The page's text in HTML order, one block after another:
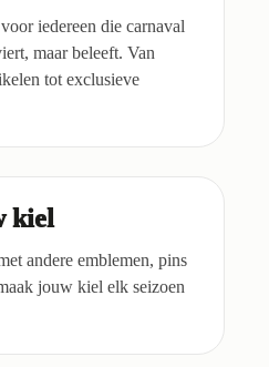
iedereen die carnaval
maar beleeft. Van
tot exclusieve
kiel
andere emblemen, pins
jouw kiel elk seizoen